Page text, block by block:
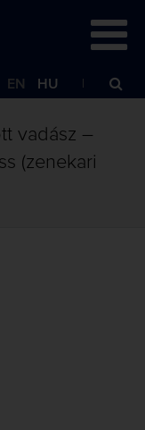
EN HU
vadász –
(zenekari